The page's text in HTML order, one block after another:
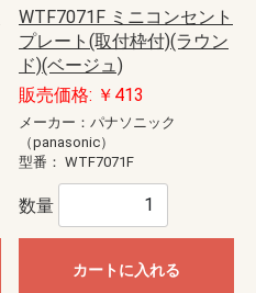
WTF7071F ミニコンセント
プレート(取付枠付)(ラウン
ド)(ベージュ)
販売価格: ￥413
メーカー：パナソニック
（panasonic）
型番： WTF7071F
数量
カートに入れる